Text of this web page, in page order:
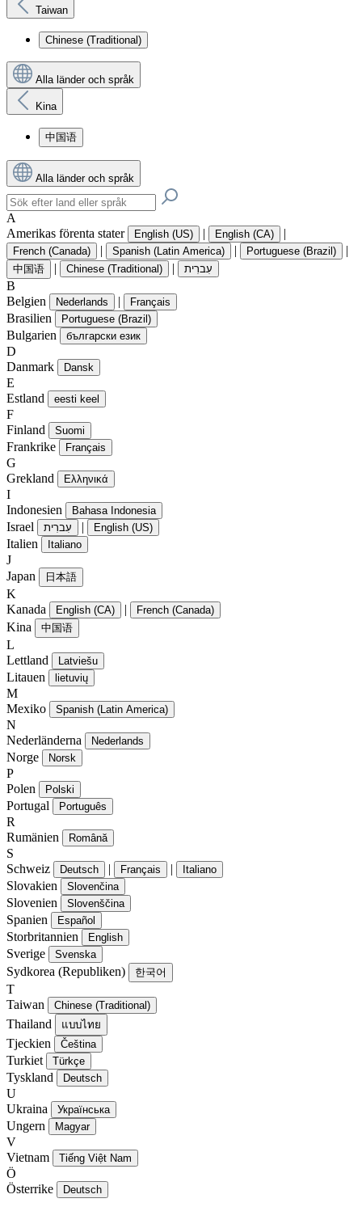
Taiwan
Chinese (Traditional)
Alla länder och språk
Kina
中国语
Alla länder och språk
A
Amerikas förenta stater
English (US) | English (CA) |
French (Canada) | Spanish (Latin America) | Portuguese (Brazil) |
中国语 | Chinese (Traditional) | עִברִית
B
Belgien
Nederlands | Français
Brasilien Portuguese (Brazil)
Bulgarien български език
D
Danmark
Dansk
E
Estland
eesti keel
F
Finland
Suomi
Frankrike Français
G
Grekland
Ελληνικά
I
Indonesien
Bahasa Indonesia
Israel עִברִית | English (US)
Italien Italiano
J
Japan
日本語
K
Kanada
English (CA) | French (Canada)
Kina 中国语
L
Lettland
Latviešu
Litauen lietuvių
M
Mexiko
Spanish (Latin America)
N
Nederländerna
Nederlands
Norge Norsk
P
Polen
Polski
Portugal Português
R
Rumänien
Română
S
Schweiz
Deutsch | Français | Italiano
Slovakien Slovenčina
Slovenien Slovenščina
Spanien Español
Storbritannien English
Sverige Svenska
Sydkorea (Republiken) 한국어
T
Taiwan
Chinese (Traditional)
Thailand แบบไทย
Tjeckien Čeština
Turkiet Türkçe
Tyskland Deutsch
U
Ukraina
Українська
Ungern Magyar
V
Vietnam
Tiếng Việt Nam
Ö
Österrike
Deutsch